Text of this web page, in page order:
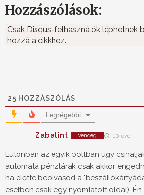
Hozzászólások:
Csak Disqus-felhasználók léphetnek
hozzá a cikkhez.
25 HOZZÁSZÓLÁS
Legrégebbi
Zabalint Vendég 10 éve
Lutonban az egyik boltban úgy
automata pénztárak csak akkor
ha előtte beolvasod a
esetben csak egy nyomtatott oldal). Én